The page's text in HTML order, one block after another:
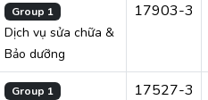
Group 1
Dịch vụ sửa chữa &
Bảo dưỡng
17903-3
Group 1 17527-3